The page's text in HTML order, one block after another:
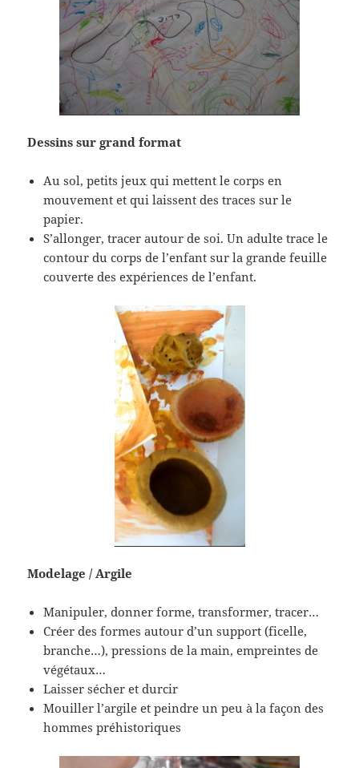
Dessins sur grand format
Au sol, petits jeux qui mettent le corps en
mouvement et qui laissent des traces sur le
papier.
S’allonger, tracer autour de soi. Un adulte trace le
contour du corps de l’enfant sur la grande feuille
couverte des expériences de l’enfant.
Modelage / Argile
Manipuler, donner forme, transformer, tracer…
Créer des formes autour d’un support (ficelle,
branche…), pressions de la main, empreintes de
végétaux…
Laisser sécher et durcir
Mouiller l’argile et peindre un peu à la façon des
hommes préhistoriques